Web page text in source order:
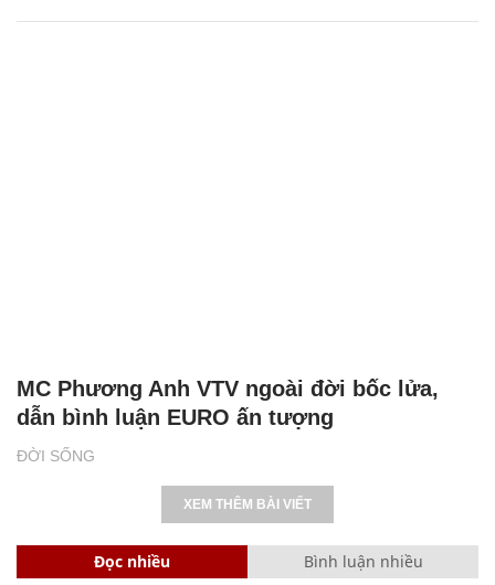
MC Phương Anh VTV ngoài đời bốc lửa,
dẫn bình luận EURO ấn tượng
Đọc nhiều Bình luận nhiều